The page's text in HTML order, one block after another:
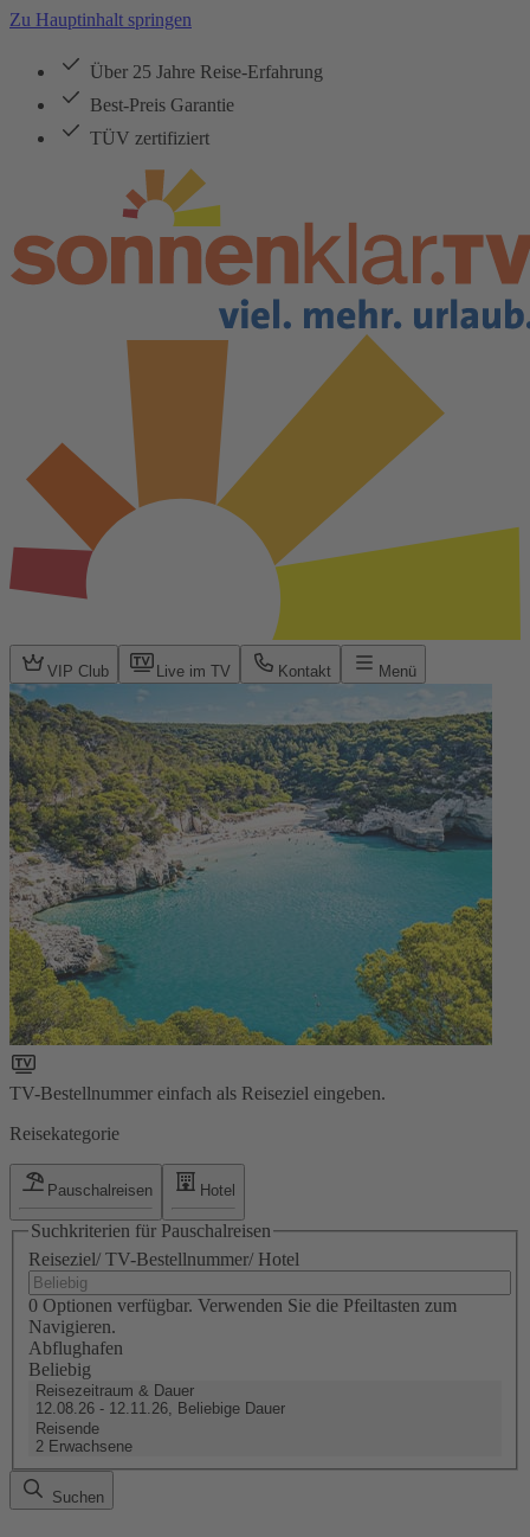
Zu Hauptinhalt springen
Über 25 Jahre Reise-Erfahrung
Best-Preis Garantie
TÜV zertifiziert
VIP Club Live im TV Kontakt Menü
TV-Bestellnummer einfach als Reiseziel eingeben.
Reisekategorie
Pauschalreisen Hotel
Suchkriterien für Pauschalreisen
Reiseziel/ TV-Bestellnummer/ Hotel
0 Optionen verfügbar. Verwenden Sie die Pfeiltasten zum
Navigieren.
Abflughafen
Beliebig
Reisezeitraum & Dauer
12.08.26 - 12.11.26, Beliebige Dauer
Reisende
2 Erwachsene
Suchen